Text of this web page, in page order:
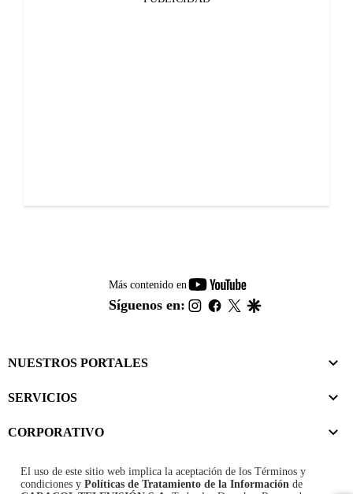
Más contenido en
youtube-
footer
Síguenos en: instagram
facebook
twitter
NUESTROS PORTALES
SERVICIOS
CORPORATIVO
El uso de este sitio web implica la aceptación de los Términos y
condiciones y Políticas de Tratamiento de la Información de